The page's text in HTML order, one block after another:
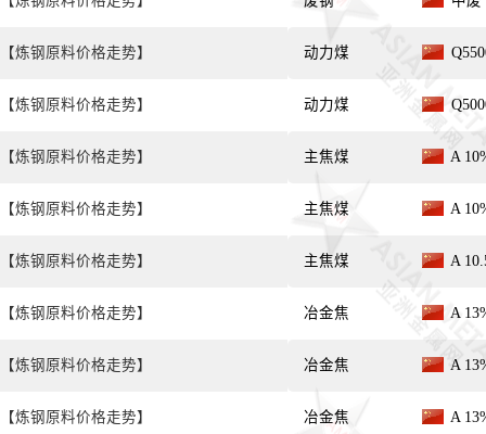
【炼钢原料价格走势】
【炼钢原料价格走势】
【炼钢原料价格走势】
【炼钢原料价格走势】
【炼钢原料价格走势】
【炼钢原料价格走势】
【炼钢原料价格走势】
【炼钢原料价格走势】
动力煤
动力煤
主焦煤 A
主焦煤 A
主焦煤 A
冶金焦 A
冶金焦 A
冶金焦 A